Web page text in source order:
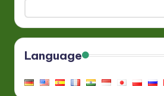
Language